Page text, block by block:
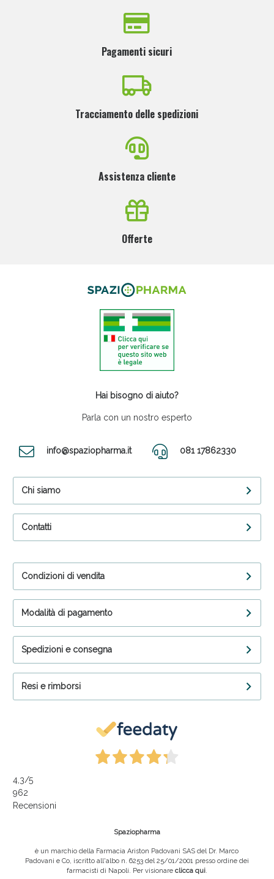
Pagamenti sicuri
Tracciamento delle spedizioni
Assistenza cliente
Offerte
Hai bisogno di aiuto?
Parla con un nostro esperto
info@spaziopharma.it 081 17862330
Chi siamo
Contatti
Condizioni di vendita
Modalità di pagamento
Spedizioni e consegna
Resi e rimborsi
4,3/5
962
Recensioni
Spaziopharma
è un marchio della Farmacia Ariston Padovani SAS del Dr. Marco
Padovani e Co, iscritto all'albo n. 6253 del 25/01/2001 presso ordine dei
farmacisti di Napoli. Per visionare clicca qui.